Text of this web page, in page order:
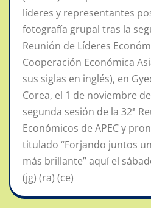
líderes y representantes
fotografía grupal tras la
Reunión de Líderes
Cooperación Económica
sus siglas en inglés), en
Corea, el 1 de noviembre
segunda sesión de la 32ª
Económicos de APEC y
titulado “Forjando juntos
más brillante” aquí el
(jg) (ra) (ce)